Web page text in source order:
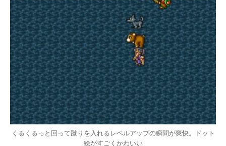
くるくるっと回って蹴りを入れるレベルアップの瞬間が爽快。ドット
絵がすごくかわいい